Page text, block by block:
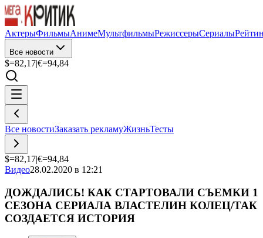
АктерыФильмыАнимеМультфильмыРежиссерыСериалы
Все новости
$=82,17|€=94,84
Все новостиЗаказать рекламуЖизньТесты
$=82,17|€=94,84
Видео28.02.2020 в 12:21
ДОЖДАЛИСЬ! КАК СТАРТОВАЛИ СЪЕМКИ 1
СЕЗОНА СЕРИАЛА ВЛАСТЕЛИН КОЛЕЦ/ТАК
СОЗДАЕТСЯ ИСТОРИЯ